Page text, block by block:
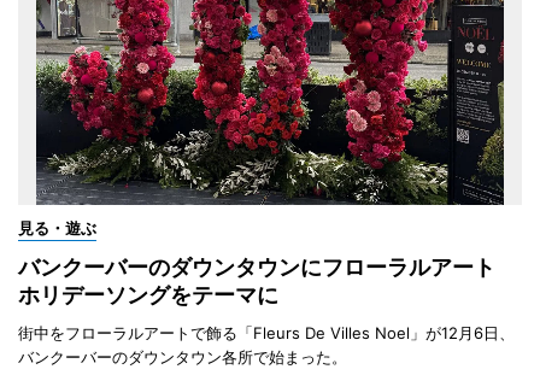
見る・遊ぶ
バンクーバーのダウンタウンにフローラルアート
ホリデーソングをテーマに
街中をフローラルアートで飾る「Fleurs De Villes Noel」が12月6日、
バンクーバーのダウンタウン各所で始まった。